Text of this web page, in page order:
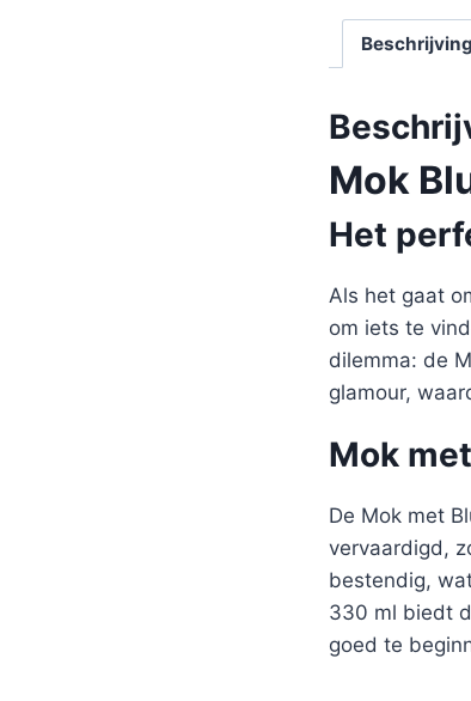
Beschrijving
Mok
Het
Als het gaat
om iets te
dilemma: de
glamour,
Mok
De Mok met
vervaardigd,
bestendig,
330 ml biedt
goed te